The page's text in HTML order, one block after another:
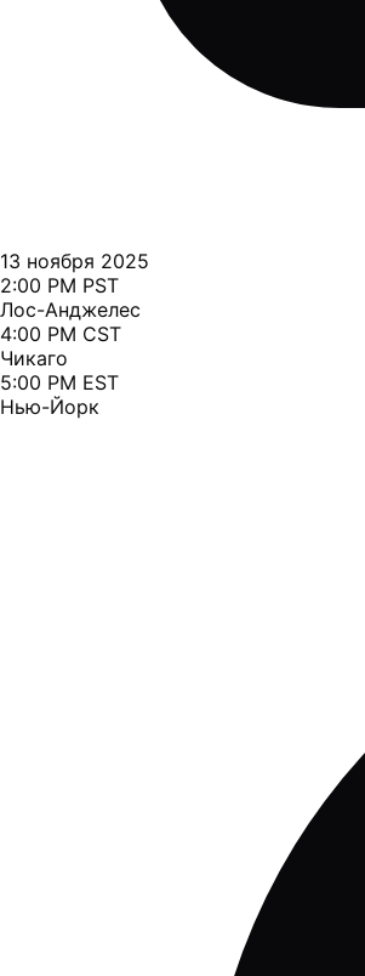
13 ноября 2025
2:00 PM PST
Лос-Анджелес
4:00 PM CST
Чикаго
5:00 PM EST
Нью-Йорк